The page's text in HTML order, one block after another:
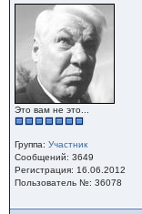
Это вам не это...
Группа: Участник
Сообщений: 3649
Регистрация: 16.06.2012
Пользователь №: 36078